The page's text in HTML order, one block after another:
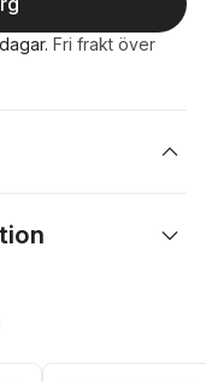
. Fri frakt över